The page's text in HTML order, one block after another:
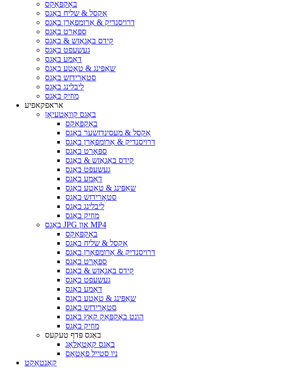
באַקפּאַקס
אַקסל & שליח באַגס
דרויסנדיק & אַרומפאָרן באַגס
ספּאָרט באַגס
קידס באַגאַזש & באַגס
געשעפט באַגס
דאַמע באַגס
שאַפּינג & טאָטע באַגס
סטאָרידזש באַגס
ליבלינג באַגס
מוזיק באַגס
אראפקאפיע
באַגס קוואָטעיאָן
באַקפּאַקס
אַקסל & מעסינדזשער באַגס
דרויסנדיק & אַרומפאָרן באַגס
ספּאָרט באַגס
קידס באַגאַזש & באַגס
געשעפט באַגס
דאַמע באַגס
שאַפּינג & טאָטע באַגס
סטאָרידזש באַגס
ליבלינג באַגס
מוזיק באַגס
באַגס JPG און MP4
באַקפּאַקס
אַקסל & שליח באַגס
דרויסנדיק & אַרומפאָרן באַגס
ספּאָרט באַגס
קידס באַגאַזש & באַגס
געשעפט באַגס
דאַמע באַגס
שאַפּינג & טאָטע באַגס
סטאָרידזש באַגס
הונט באַקפּאַק קאַץ באַגס
מוזיק באַגס
באַגס פּדף טעקעס
באַגס קאַטאַלאָג
ניו סטייל פאָטאָס
קאָנטאַקט